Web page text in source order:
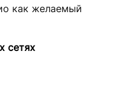
как желаемый
сетях